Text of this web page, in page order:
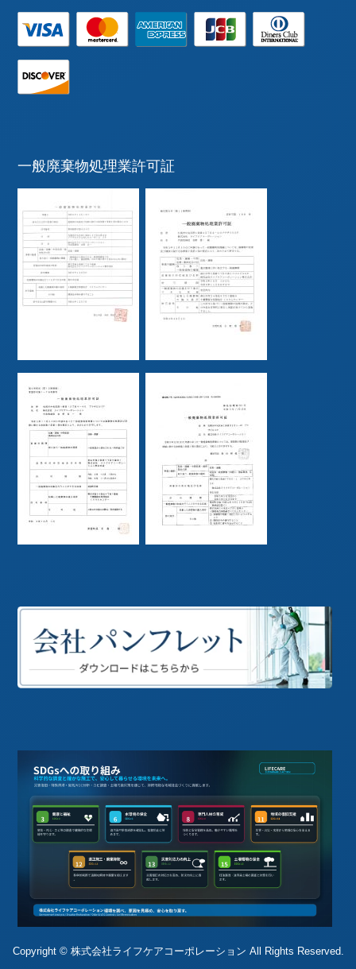
一般廃棄物処理業許可証
Copyright © 株式会社ライフケアコーポレーション All Rights Reserved.